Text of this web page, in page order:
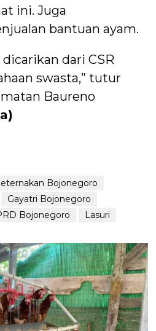
ini. Juga
bantuan ayam.
dicarikan dari CSR
swasta,” tutur
Baureno
Bojonegoro
Gayatri Bojonegoro
Bojonegoro Lasuri